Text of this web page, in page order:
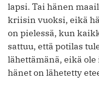
lapsi. Tai hänen
kriisin vuoksi, eikä
on pielessä, kun
sattuu, että potilas
lähettämänä, eikä
hänet on lähetetty